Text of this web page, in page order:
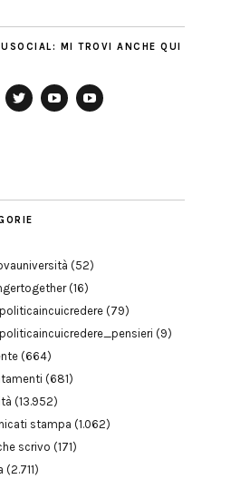
MI TROVI ANCHE QUI
(52)
(16)
(79)
(9)
(664)
(681)
(13.952)
stampa (1.062)
scrivo (171)
(2.711)